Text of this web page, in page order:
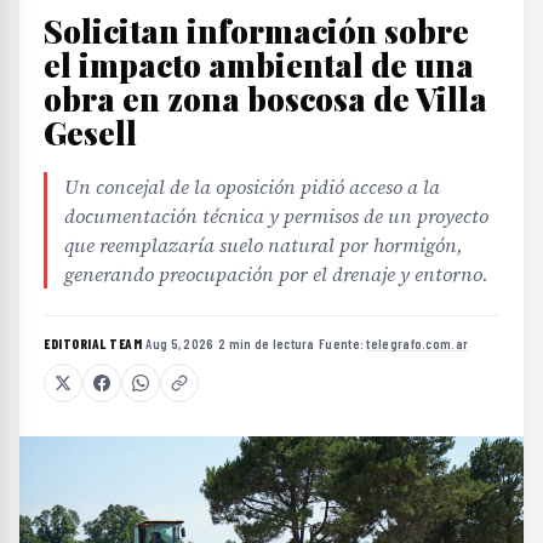
Solicitan información sobre
el impacto ambiental de una
obra en zona boscosa de Villa
Gesell
Un concejal de la oposición pidió acceso a la
documentación técnica y permisos de un proyecto
que reemplazaría suelo natural por hormigón,
generando preocupación por el drenaje y entorno.
EDITORIAL TEAM·Aug 5, 2026 ·2 min de lectura ·Fuente:telegrafo.com.ar